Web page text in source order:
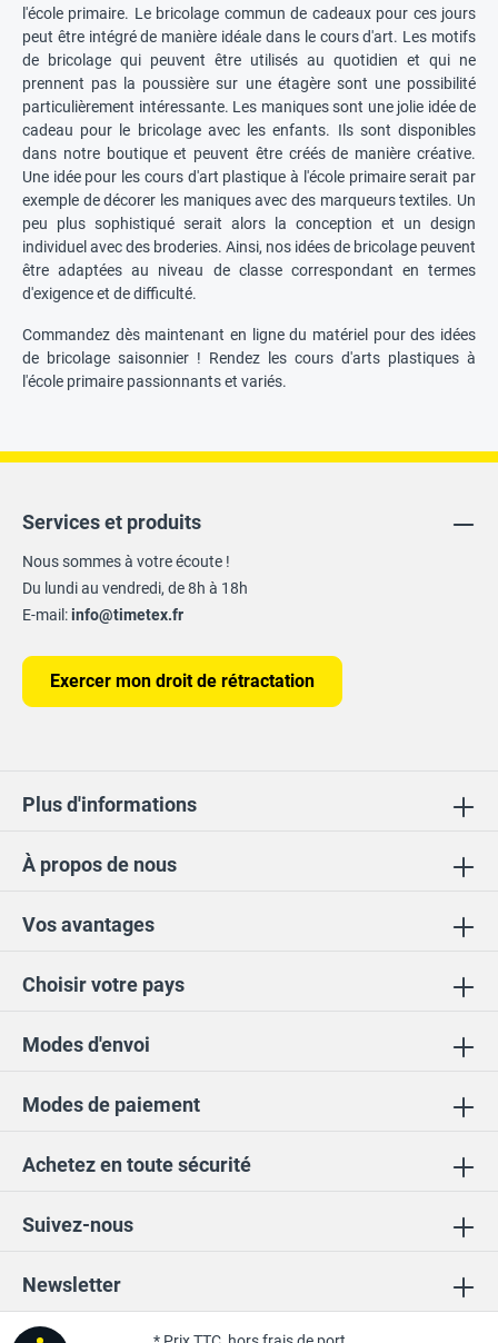
l'école primaire. Le bricolage commun de cadeaux pour ces jours
peut être intégré de manière idéale dans le cours d'art. Les motifs
de bricolage qui peuvent être utilisés au quotidien et qui ne
prennent pas la poussière sur une étagère sont une possibilité
particulièrement intéressante. Les maniques sont une jolie idée de
cadeau pour le bricolage avec les enfants. Ils sont disponibles
dans notre boutique et peuvent être créés de manière créative.
Une idée pour les cours d'art plastique à l'école primaire serait par
exemple de décorer les maniques avec des marqueurs textiles. Un
peu plus sophistiqué serait alors la conception et un design
individuel avec des broderies. Ainsi, nos idées de bricolage peuvent
être adaptées au niveau de classe correspondant en termes
d'exigence et de difficulté.
Commandez dès maintenant en ligne du matériel pour des idées
de bricolage saisonnier ! Rendez les cours d'arts plastiques à
l'école primaire passionnants et variés.
Suivez-nous
Vos avantages
Choisir votre pays
Achetez en toute sécurité
À propos de nous
Newsletter
Services et produits
Nous sommes à votre écoute !
Du lundi au vendredi, de 8h à 18h
E-mail:info@timetex.fr
Exercer mon droit de rétractation
Plus d'informations
Modes de paiement
Modes d'envoi